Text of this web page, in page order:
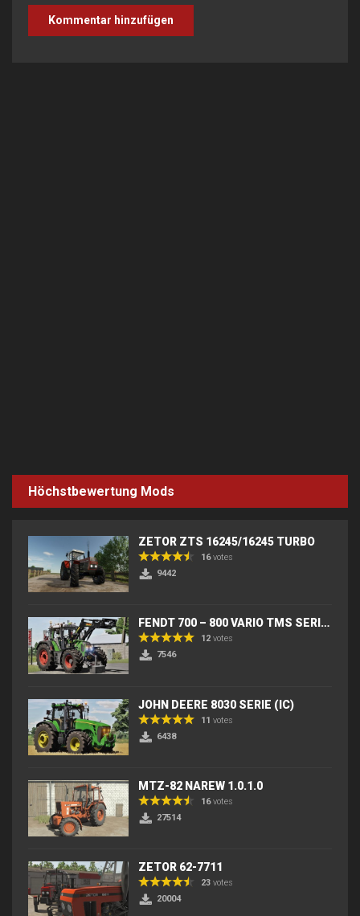
Höchstbewertung Mods
ZETOR ZTS 16245/16245 TURBO
16votes
9442
FENDT 700 – 800 VARIO TMS SERIES (IC) V2
12 votes
7546
JOHN DEERE 8030 SERIE (IC)
11 votes
6438
MTZ-82 NAREW 1.0.1.0
16votes
27514
ZETOR 62-7711
23 votes
20004